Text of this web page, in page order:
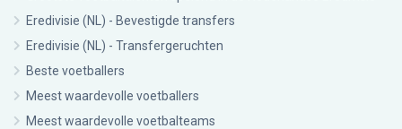
Eredivisie (NL) - Bevestigde transfers
Eredivisie (NL) - Transfergeruchten
Beste voetballers
Meest waardevolle voetballers
Meest waardevolle voetbalteams